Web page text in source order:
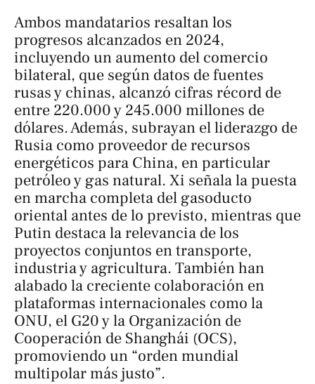
Ambos mandatarios resaltan los
progresos alcanzados en 2024,
incluyendo un aumento del comercio
bilateral, que según datos de fuentes
rusas y chinas, alcanzó cifras récord de
entre 220.000 y 245.000 millones de
dólares. Además, subrayan el liderazgo de
Rusia como proveedor de recursos
energéticos para China, en particular
petróleo y gas natural. Xi señala la puesta
en marcha completa del gasoducto
oriental antes de lo previsto, mientras que
Putin destaca la relevancia de los
proyectos conjuntos en transporte,
industria y agricultura. También han
alabado la creciente colaboración en
plataformas internacionales como la
ONU, el G20 y la Organización de
Cooperación de Shanghái (OCS),
promoviendo un “orden mundial
multipolar más justo”.